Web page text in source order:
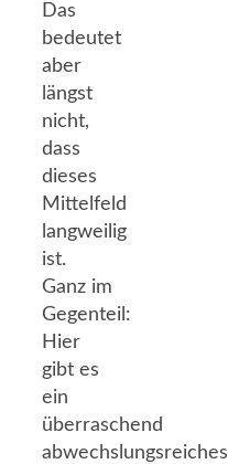
Das
bedeutet
aber
längst
nicht,
dass
dieses
Mittelfeld
langweilig
ist.
Ganz im
Gegenteil:
Hier
gibt es
ein
überraschend
abwechslungsreiches